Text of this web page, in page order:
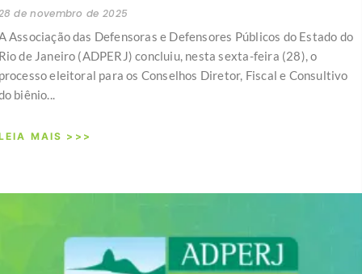
de novembro de 2025
Associação das Defensoras e Defensores Públicos do Estado do
de Janeiro (ADPERJ) concluiu, nesta sexta-feira (28), o
eleitoral para os Conselhos Diretor, Fiscal e Consultivo
biênio...
MAIS >>>